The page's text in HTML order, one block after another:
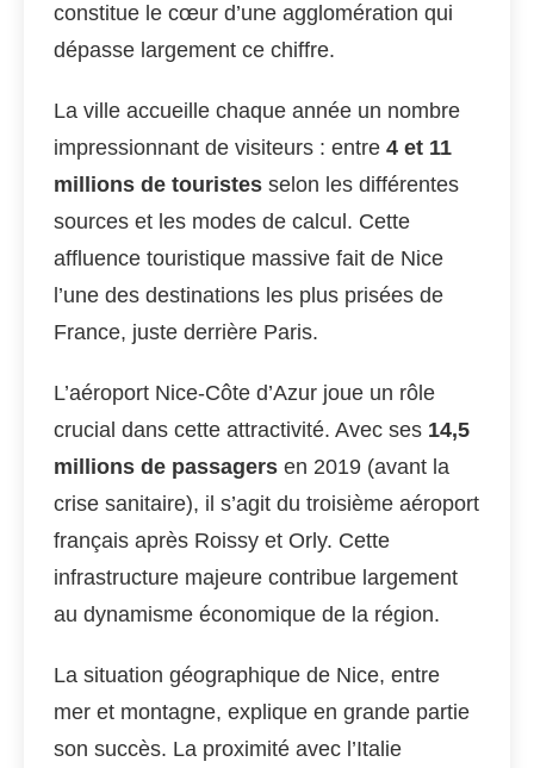
constitue le cœur d’une agglomération qui
dépasse largement ce chiffre.
La ville accueille chaque année un nombre
impressionnant de visiteurs : entre 4 et 11
millions de touristes selon les différentes
sources et les modes de calcul. Cette
affluence touristique massive fait de Nice
l’une des destinations les plus prisées de
France, juste derrière Paris.
L’aéroport Nice-Côte d’Azur joue un rôle
crucial dans cette attractivité. Avec ses 14,5
millions de passagers en 2019 (avant la
crise sanitaire), il s’agit du troisième aéroport
français après Roissy et Orly. Cette
infrastructure majeure contribue largement
au dynamisme économique de la région.
La situation géographique de Nice, entre
mer et montagne, explique en grande partie
son succès. La proximité avec l’Italie